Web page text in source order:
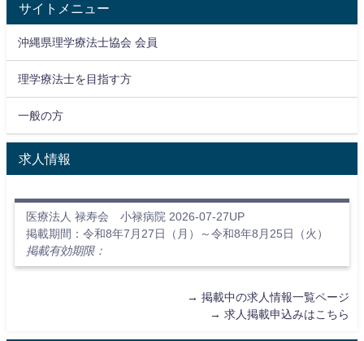
サイトメニュー
沖縄県理学療法士協会 会員
理学療法士を目指す方
一般の方
求人情報
医療法人 禄寿会 小禄病院 2026-07-27UP
掲載期間：令和8年7月27日（月）～令和8年8月25日（火）
掲載有効期限：
→ 掲載中の求人情報一覧ページ
→ 求人掲載申込みはこちら